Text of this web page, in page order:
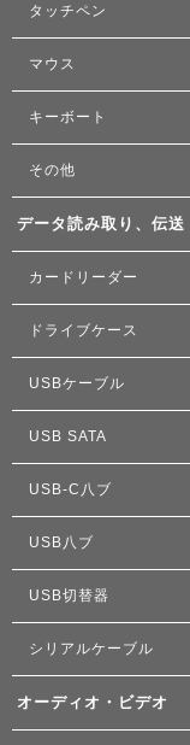
タッチペン
マウス
キーボート
その他
データ読み取り、伝送
カードリーダー
ドライブケース
USBケーブル
USB SATA
USB-C八ブ
USB八ブ
USB切替器
シリアルケーブル
オーディオ・ビデオ